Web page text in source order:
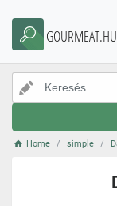
GOURMEAT.HU
Home simple